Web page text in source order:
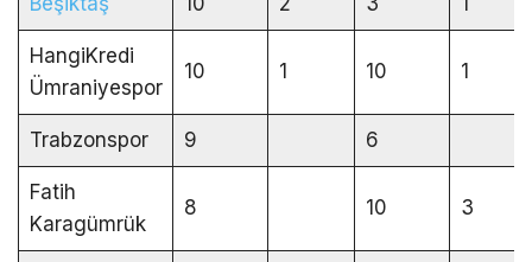
HangiKredi
Ümraniyespor
10 1 10 1
Trabzonspor 9 6
Fatih
Karagümrük
8 10 3